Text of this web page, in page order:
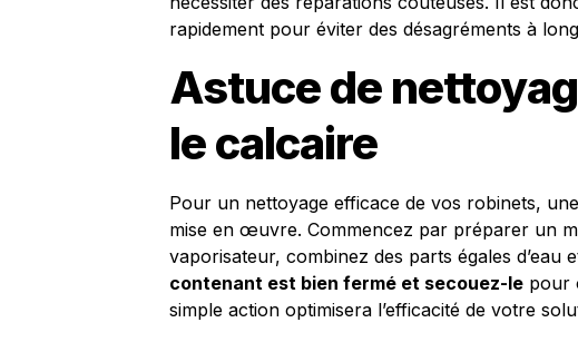
rapidement pour éviter des désagréments à
Astuce de
le calcaire
Pour un nettoyage efficace de vos robinets,
mise en œuvre. Commencez par préparer un
vaporisateur, combinez des parts égales d’eau
contenant est bien fermé et secouez-le pour
simple action optimisera l’efficacité de votre